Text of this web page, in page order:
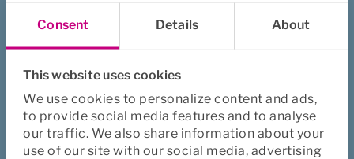
Consent Details About
This website uses cookies
We use cookies to personalize content and ads,
to provide social media features and to analyse
our traffic. We also share information about your
use of our site with our social media, advertising
Få samtalsstöd
Anmäla rehabilitering
Anmäla skada
Lämna synpunkt
Köpa försäkring